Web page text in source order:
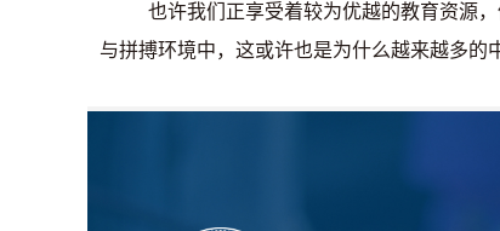
也许我们正享受着较为优越的教育资源
与拼搏环境中，这或许也是为什么越来越多的